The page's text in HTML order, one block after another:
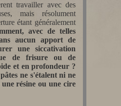
travailler avec des
mais résolument
étant généralement
avec de telles
aucun apport de
une siccativation
de frisure ou de
et en profondeur ?
ne s'étalent ni ne
résine ou une cire